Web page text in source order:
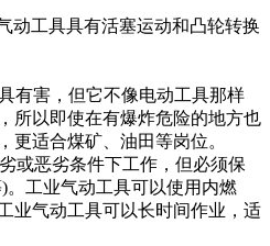
动工具具有活塞运动和凸轮转换
有害，但它不像电动工具那样
所以即使在有爆炸危险的地方也
更适合煤矿、油田等岗位。
或恶劣条件下工作，但必须保
。工业气动工具可以使用内燃
业气动工具可以长时间作业，适